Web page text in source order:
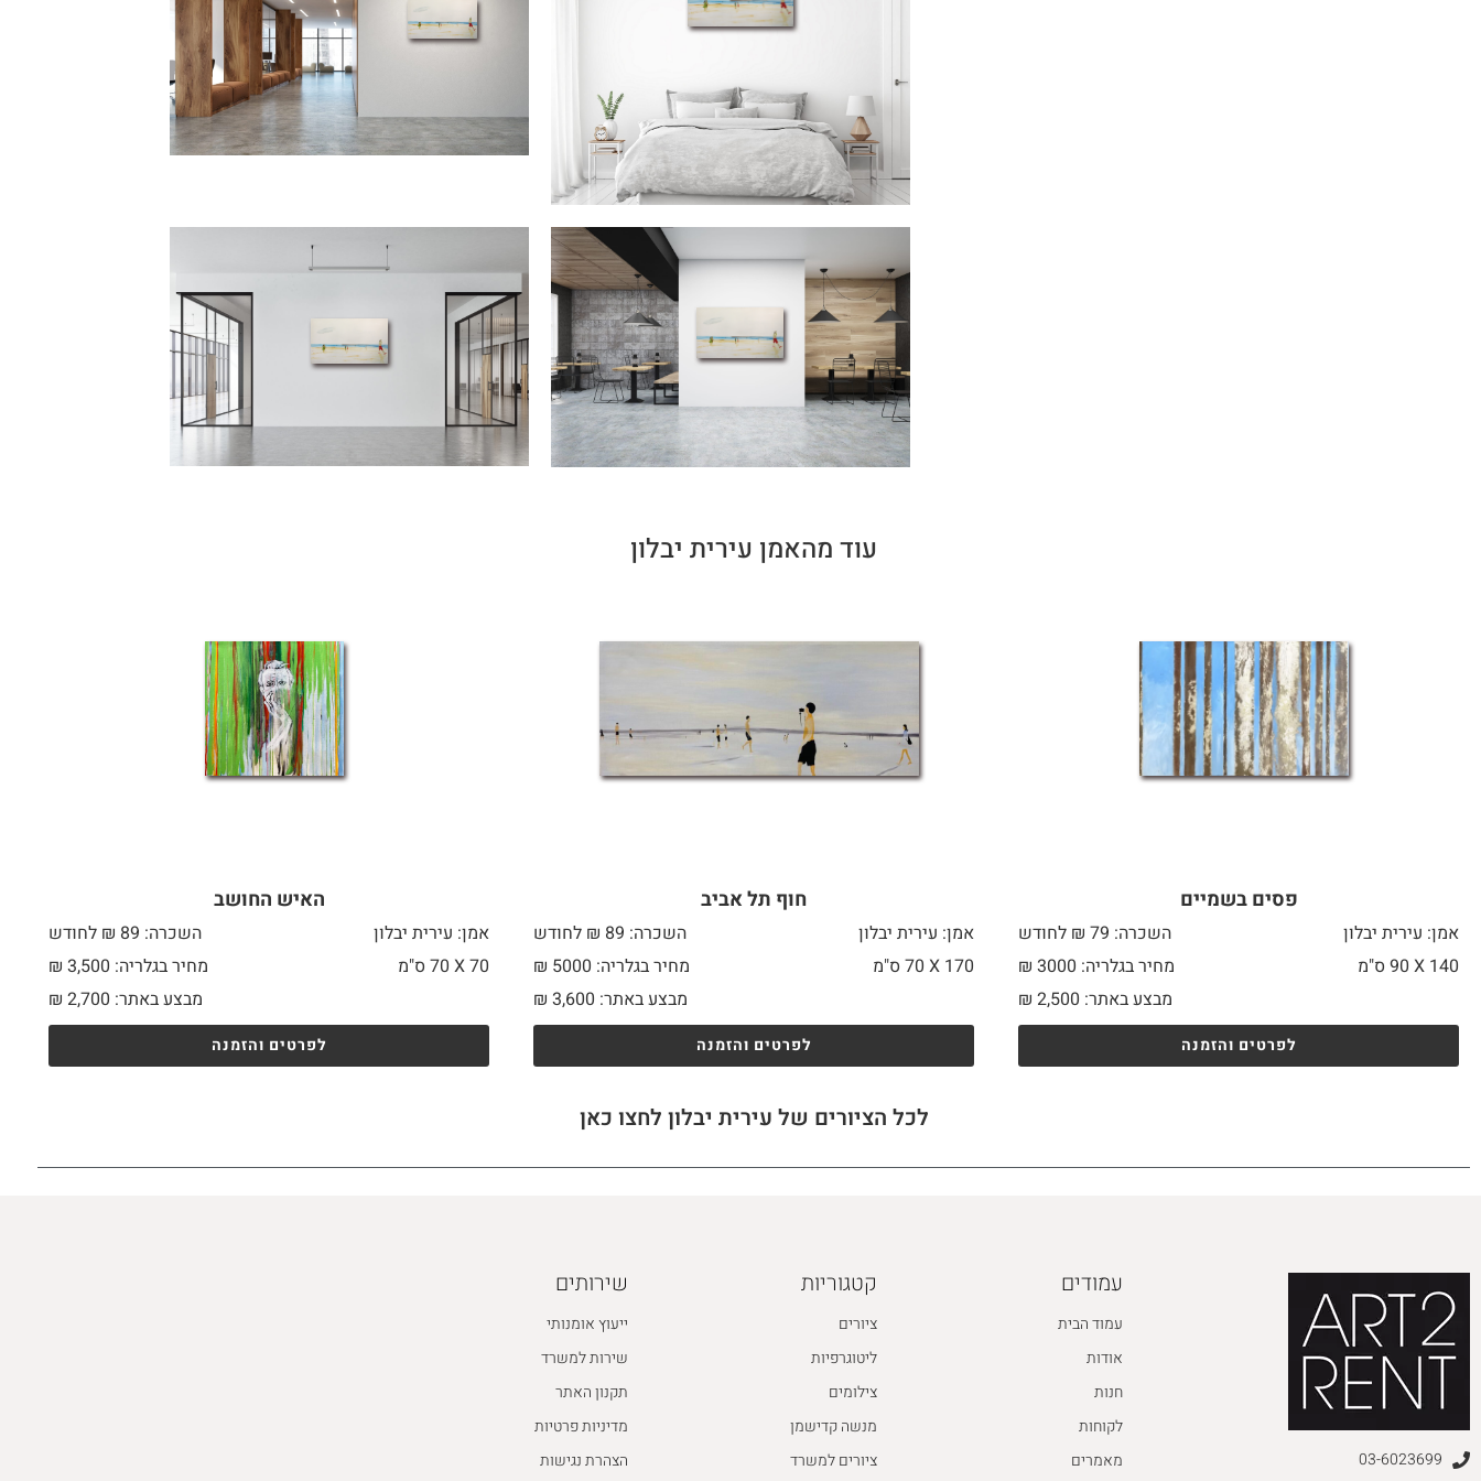
עוד מהאמן עירית יבלון
פסים בשמיים
אמן: עירית יבלון
השכרה: 79 ₪ לחודש
140 X
מחיר בגלריה: 3000 ₪
מבצע באתר:
₪ 2,500
לפרטים והזמנה
חוף תל אביב
אמן: עירית יבלון
השכרה: 89 ₪ לחודש
170 X
מחיר בגלריה: 5000 ₪
מבצע באתר:
₪ 3,600
לפרטים והזמנה
האיש החושב
אמן: עירית יבלון
השכרה: 89 ₪ לחודש
70 X
מחיר בגלריה: 3,500 ₪
מבצע באתר:
₪ 2,700
לפרטים והזמנה
לכל הציורים של עירית יבלון לחצו כאן
03-6023699
עמודים
עמוד הבית
אודות
חנות
לקוחות
מאמרים
קטגוריות
ציורים
ליטוגרפיות
צילומים
מנשה קדישמן
ציורים למשרד
שירותים
ייעוץ אומנותי
שירות למשרד
תקנון האתר
מדיניות פרטיות
הצהרת נגישות